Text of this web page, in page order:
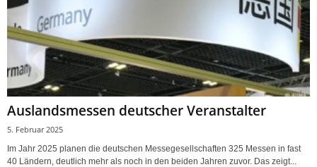
Auslandsmessen deutscher Veranstalter
5. Februar 2025
Im Jahr 2025 planen die deutschen Messegesellschaften 325 Messen in fast
40 Ländern, deutlich mehr als noch in den beiden Jahren zuvor. Das zeigt...